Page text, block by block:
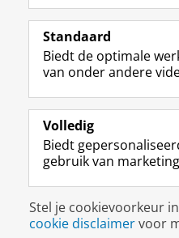
Volg de RUG
Studiekiezers
Alumni
Over ons
Disclaimer &
Standaard
Biedt de optimale
van onder andere
Volledig
Biedt
gebruik van
Stel je cookievoorkeur
cookie disclaimervoor